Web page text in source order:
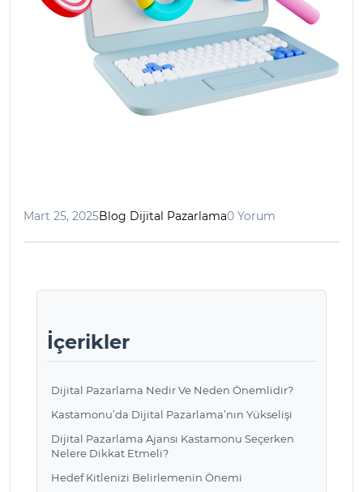
Mart 25, 2025Blog Dijital Pazarlama0 Yorum
İçerikler
Dijital Pazarlama Nedir Ve Neden Önemlidir?
Kastamonu’da Dijital Pazarlama’nın Yükselişi
Dijital Pazarlama Ajansı Kastamonu Seçerken
Nelere Dikkat Etmeli?
Hedef Kitlenizi Belirlemenin Önemi